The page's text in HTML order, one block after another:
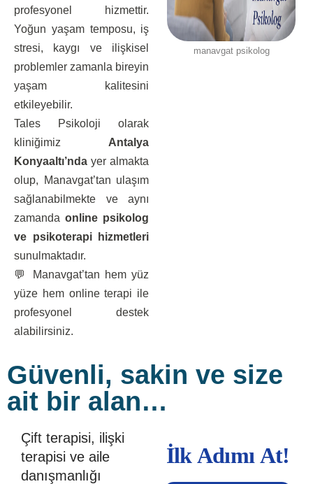
profesyonel hizmettir.
Yoğun yaşam temposu, iş
stresi, kaygı ve ilişkisel
problemler zamanla bireyin
yaşam kalitesini
etkileyebilir.
Tales Psikoloji olarak
kliniğimiz Antalya
Konyaaltı’nda yer almakta
olup, Manavgat’tan ulaşım
sağlanabilmekte ve aynı
zamandaonline psikolog
ve psikoterapi hizmetleri
sunulmaktadır.
💬 Manavgat’tan hem yüz
yüze hem online terapi ile
profesyonel destek
alabilirsiniz.
manavgat psikolog
Güvenli, sakin ve size
ait bir alan…
Çift terapisi, ilişki
terapisi ve aile
danışmanlığı
İlk Adımı At!